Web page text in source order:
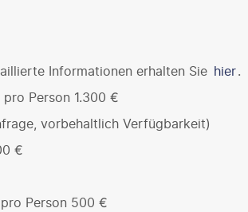
Informationen erhalten Sie hier .
Person 1.300 €
vorbehaltlich Verfügbarkeit)
€
Person 500 €